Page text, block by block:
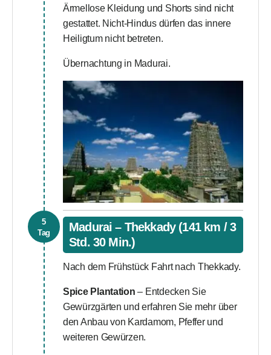
Ärmellose Kleidung und Shorts sind nicht
gestattet. Nicht-Hindus dürfen das innere
Heiligtum nicht betreten.
Übernachtung in Madurai.
5
Tag
Madurai – Thekkady (141 km / 3
Std. 30 Min.)
Nach dem Frühstück Fahrt nach Thekkady.
Spice Plantation – Entdecken Sie
Gewürzgärten und erfahren Sie mehr über
den Anbau von Kardamom, Pfeffer und
weiteren Gewürzen.